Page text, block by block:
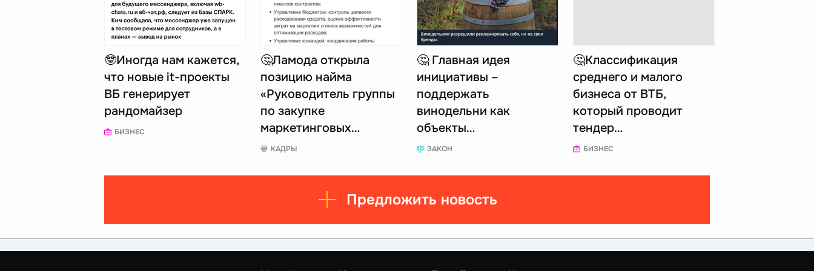
🤓Иногда нам кажется,
что новые it-проекты
ВБ генерирует
рандомайзер
БИЗНЕС
🤔Ламода открыла
позицию найма
«Руководитель группы
по закупке
маркетинговых…
КАДРЫ
🤔 Главная идея
инициативы –
поддержать
винодельни как
объекты…
ЗАКОН
🤔Классификация
среднего и малого
бизнеса от ВТБ,
который проводит
тендер…
БИЗНЕС
Предложить новость